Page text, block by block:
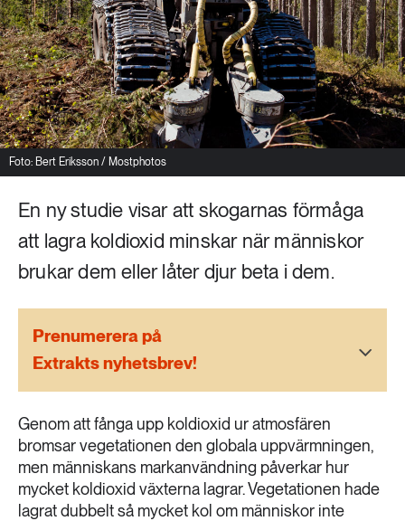
Mat & jordbruk
Skog
Social hållbarhet
Transport
Vatten
252 ARTIKLAR
Landsbygd
939 ARTIKLAR
Livsstil & konsumtion
Mat & jordbruk
262 ARTIKLAR
Skog
360 ARTIKLAR
Social hållbarhet
Transport
473 ARTIKLAR
Vatten
Foto: Bert Eriksson / Mostphotos
En ny studie visar att skogarnas förmåga
att lagra koldioxid minskar när människor
brukar dem eller låter djur beta i dem.
Prenumerera på
Extrakts nyhetsbrev!
Genom att fånga upp koldioxid ur atmosfären
bromsar vegetationen den globala uppvärmningen,
men människans markanvändning påverkar hur
mycket koldioxid växterna lagrar. Vegetationen hade
lagrat dubbelt så mycket kol om människor inte